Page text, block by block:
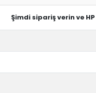
Şimdi sipariş verin ve